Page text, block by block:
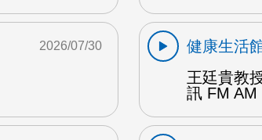
2026/07/30
健康生活
王廷貴教
訊 FM AM